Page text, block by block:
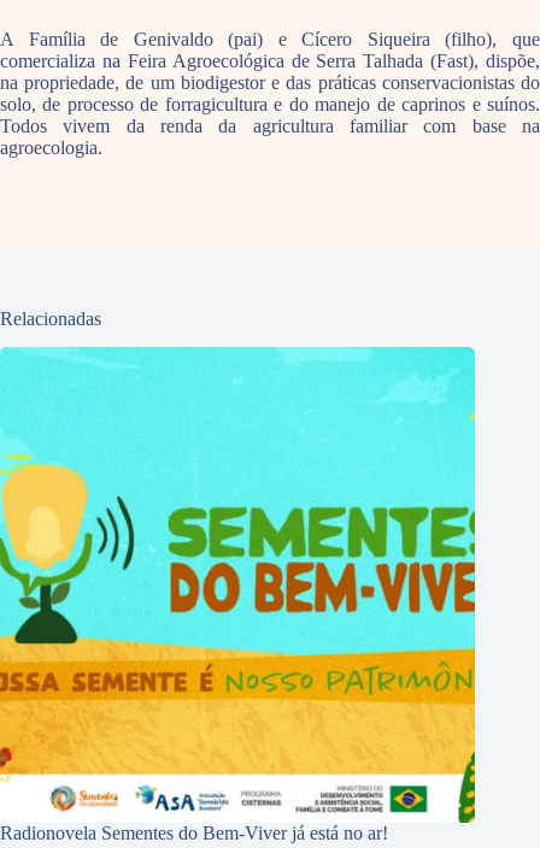
A Família de Genivaldo (pai) e Cícero Siqueira (filho), que
comercializa na Feira Agroecológica de Serra Talhada (Fast), dispõe,
na propriedade, de um biodigestor e das práticas conservacionistas do
solo, de processo de forragicultura e do manejo de caprinos e suínos.
Todos vivem da renda da agricultura familiar com base na
agroecologia.
Relacionadas
Radionovela Sementes do Bem-Viver já está no ar!